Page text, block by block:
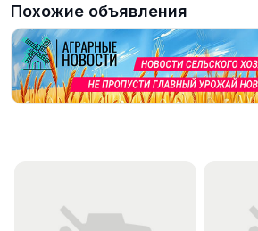
Похожие объявления